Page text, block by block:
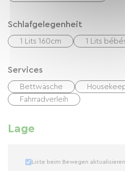
Schlafgelegenheit
1 Lits 160cm 1 Lits
Services
Bettwäsche
Fahrradverleih
Lage
Liste beim Bewegen aktualisieren